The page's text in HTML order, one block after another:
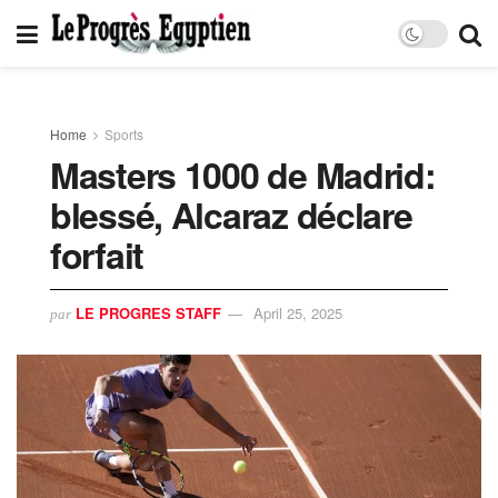
Home Sports
Masters 1000 de Madrid:
blessé, Alcaraz déclare
forfait
par LE PROGRES STAFF April 25, 2025